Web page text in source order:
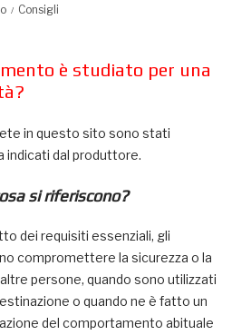
Posted
Consigli
è studiato per una
in questo sito sono stati
indicati dal produttore.
si riferiscono?
dei requisiti essenziali, gli
compromettere la sicurezza o la
persone, quando sono utilizzati
o quando ne è fatto un
del comportamento abituale